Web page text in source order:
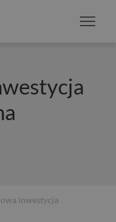
inwestycja